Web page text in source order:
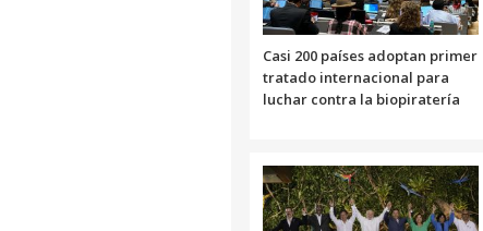
Casi 200 países adoptan primer
tratado internacional para
luchar contra la biopiratería